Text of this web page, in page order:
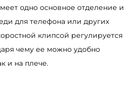
одно основное отделение и
для телефона или других
клипсой регулируется
чему ее можно удобно
и на плече.